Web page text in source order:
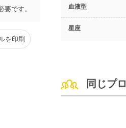
要です。
を印刷
血液型
星座
同じプ